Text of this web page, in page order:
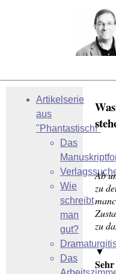
Artikelserie
aus
"Phantastisch!"
Das
Wie
schreibt
man
gut?
Das
Ab
zu
zu
▼